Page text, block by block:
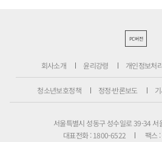
PC버전
회사소개 윤리강령 개인정보처
청소년보호정책 정정·반론보도
서울특별시 성동구 성수일로 39-34
대표전화 : 1800-6522
팩스